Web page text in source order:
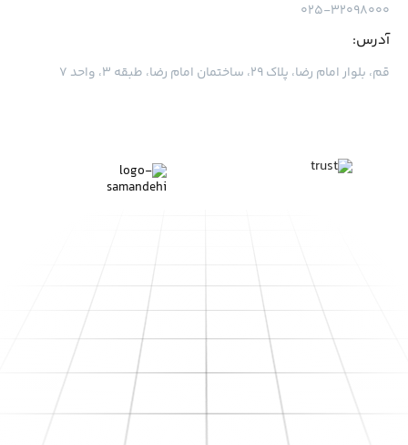
۰۲۵-۳۲۰۹۸۰۰۰
آدرس:
قم، بلوار امام رضا، پلاک ۲۹، ساختمان امام رضا، طبقه ۳، واحد ۷